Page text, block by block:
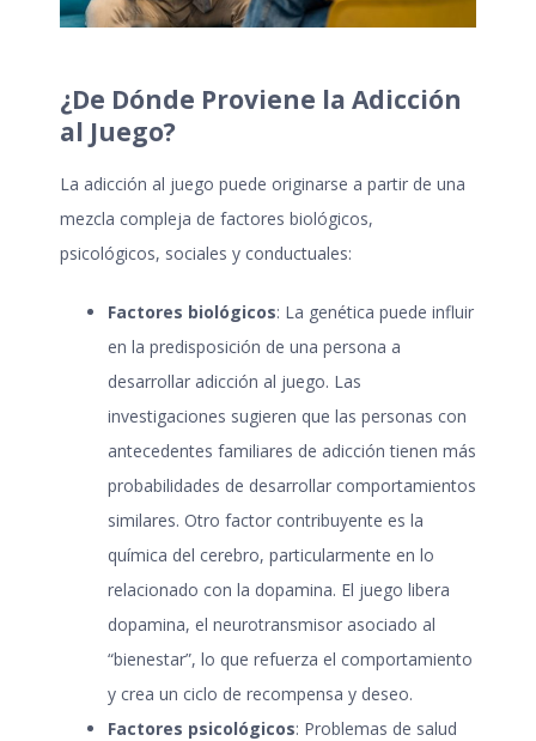
¿De Dónde Proviene la Adicción
al Juego?
La adicción al juego puede originarse a partir de una
mezcla compleja de factores biológicos,
psicológicos, sociales y conductuales:
Factores biológicos: La genética puede influir
en la predisposición de una persona a
desarrollar adicción al juego. Las
investigaciones sugieren que las personas con
antecedentes familiares de adicción tienen más
probabilidades de desarrollar comportamientos
similares. Otro factor contribuyente es la
química del cerebro, particularmente en lo
relacionado con la dopamina. El juego libera
dopamina, el neurotransmisor asociado al
“bienestar”, lo que refuerza el comportamiento
y crea un ciclo de recompensa y deseo.
Factores psicológicos: Problemas de salud